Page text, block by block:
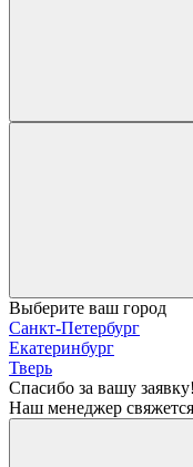
Выберите ваш город
Санкт-Петербург
Екатеринбург
Тверь
Спасибо за вашу заявку!
Наш менеджер